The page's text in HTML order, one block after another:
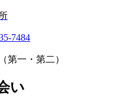
7484
第一・第二）
い